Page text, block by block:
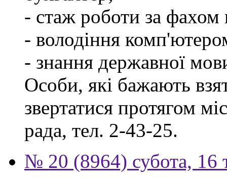
- стаж роботи за
- володіння
- знання державної
Особи, які бажають
звертатися протягом
рада, тел. 2-43-25.
№ 20 (8964) субота, 16